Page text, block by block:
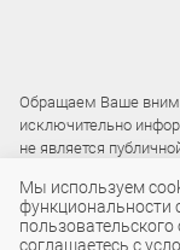
Обращаем Ваше
исключительно
не является
2015 – 2026 © ООО
Мы используем
функциональности
соглашаетесь с